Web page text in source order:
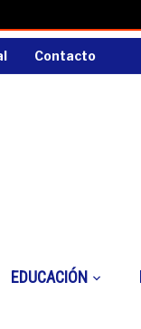
Contacto
EDUCACIÓN